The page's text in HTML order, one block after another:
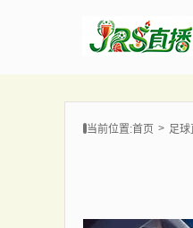
当前位置:首页 足球